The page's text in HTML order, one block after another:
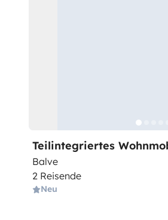
Teilintegriertes
Balve
2 Reisende
Neu